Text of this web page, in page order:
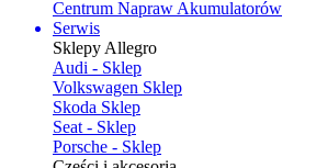
Centrum Napraw Akumulatorów
Serwis
Sklepy Allegro
Audi - Sklep
Volkswagen Sklep
Skoda Sklep
Seat - Sklep
Porsche - Sklep